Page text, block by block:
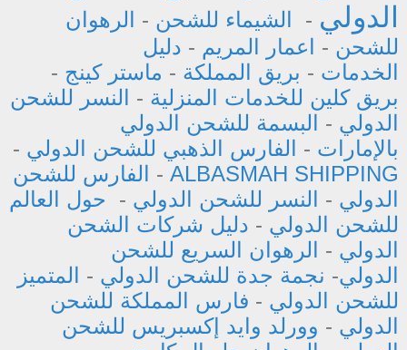
الدولي - الشيماء للشحن -
الرهوان
للشحن - اعمار المريم - دليل
الخدمات - بريق المملكة - ماستر كينج -
بريق كلين للخدمات المنزلية -
النسر للشحن
الدولي -
البسمة للشحن الدولي
بالإمارات - الفارس الذهبي للشحن الدولي -
ALBASMAH SHIPPING
-
الفارس للشحن
الدولي - النسر للشحن الدولي - حول العالم
للشحن الدولي - دليل شركات الشحن
الدولي -
الرهوان السريع للشحن
الدولي- نجمة جدة للشحن الدولي -
المتميز
للشحن الدولي - فارس المملكة للشحن
الدولي - وورلد وايد إكسبريس للشحن